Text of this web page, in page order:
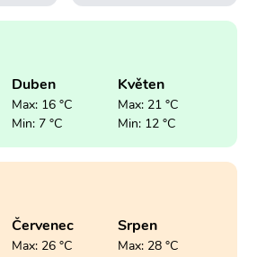
Duben
Max: 16 °C
Min: 7 °C
Květen
Max: 21 °C
Min: 12 °C
Červenec
Max: 26 °C
Srpen
Max: 28 °C